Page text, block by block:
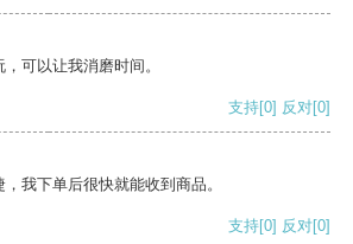
可以让我消磨时间。
支持[0] 反对[0]
我下单后很快就能收到商品。
支持[0] 反对[0]